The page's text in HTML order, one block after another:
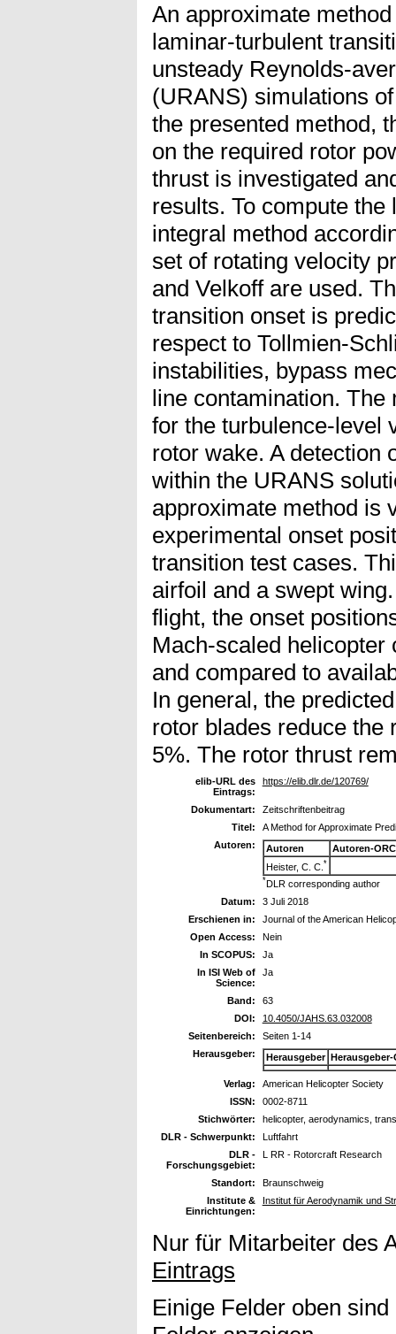
An approximate
laminar-turbulent
unsteady Reynolds-
(URANS) simulations
the presented method,
on the required rotor
thrust is investigated
results. To compute
integral method
set of rotating velocity
and Velkoff are used.
transition onset is
respect to Tollmien-
instabilities, bypass
line contamination. The
for the turbulence-level
rotor wake. A detection
within the URANS
approximate method is
experimental onset
transition test cases.
airfoil and a swept
flight, the onset
Mach-scaled helicopter
and compared to
In general, the
rotor blades reduce the
5%. The rotor thrust
elib-URL des
Eintrags:
https://elib.dlr.de/120769/
Dokumentart:
Zeitschriftenbeitrag
Titel:
A Method for Approximate
Autoren:
Autoren
Autoren-
Heister, C. C. *
*DLR corresponding author
Datum:
3 Juli 2018
Erschienen in:
Journal of the American
Open Access:
Nein
In SCOPUS:
Ja
In ISI Web of
Science:
Ja
Band:
63
DOI:
10.4050/JAHS.63.032008
Seitenbereich:
Seiten 1-14
Herausgeber:
Herausgeber Herausgeber-
Verlag:
American Helicopter Society
ISSN:
0002-8711
Stichwörter:
helicopter, aerodynamics,
DLR - Schwerpunkt:
Luftfahrt
DLR -
Forschungsgebiet:
L RR - Rotorcraft Research
Standort:
Braunschweig
Institute &
Einrichtungen:
Institut für Aerodynamik und
Nur für Mitarbeiter des
Eintrags
Einige Felder oben